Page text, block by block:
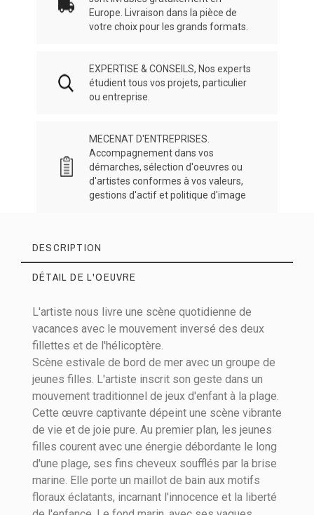
Europe. Livraison dans la pièce de
votre choix pour les grands formats.
EXPERTISE & CONSEILS, Nos experts
étudient tous vos projets, particulier
ou entreprise.
MECENAT D'ENTREPRISES.
Accompagnement dans vos
démarches, sélection d'oeuvres ou
d'artistes conformes à vos valeurs,
gestions d'actif et politique d'image
DESCRIPTION
DÉTAIL DE L'OEUVRE
L'artiste nous livre une scène quotidienne de
vacances avec le mouvement inversé des deux
fillettes et de l'hélicoptère.
Scène estivale de bord de mer avec un groupe de
jeunes filles. L'artiste inscrit son geste dans un
mouvement traditionnel de jeux d'enfant à la plage.
Cette œuvre captivante dépeint une scène vibrante
de vie et de joie pure. Au premier plan, les jeunes
filles courent avec une énergie débordante le long
d'une plage, ses fins cheveux soufflés par la brise
marine. Elle porte un maillot de bain aux motifs
floraux éclatants, incarnant l'innocence et la liberté
Matières Acrylique sur toile
Hauteur (cm) 50
Largeur (cm) 73
Orientation Paysage